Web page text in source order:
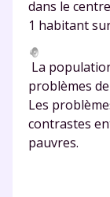
dans le
1 habitant
La
problèmes de
Les
contrastes
pauvres.